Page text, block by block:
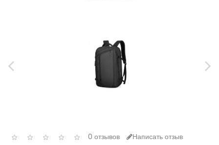
0 отзывов
Написать отзыв